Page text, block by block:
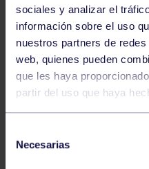
sociales y analizar el
información sobre el uso
nuestros partners de
web, quienes pueden
que les haya
partir del uso que haya
Necesarias
1185 1186